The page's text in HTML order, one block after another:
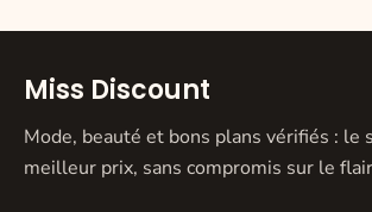
Miss Discount
Mode, beauté et bons plans vérifiés : le
meilleur prix, sans compromis sur le